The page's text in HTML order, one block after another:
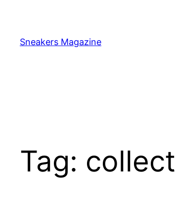
content
Sneakers Magazine
Tag: collect